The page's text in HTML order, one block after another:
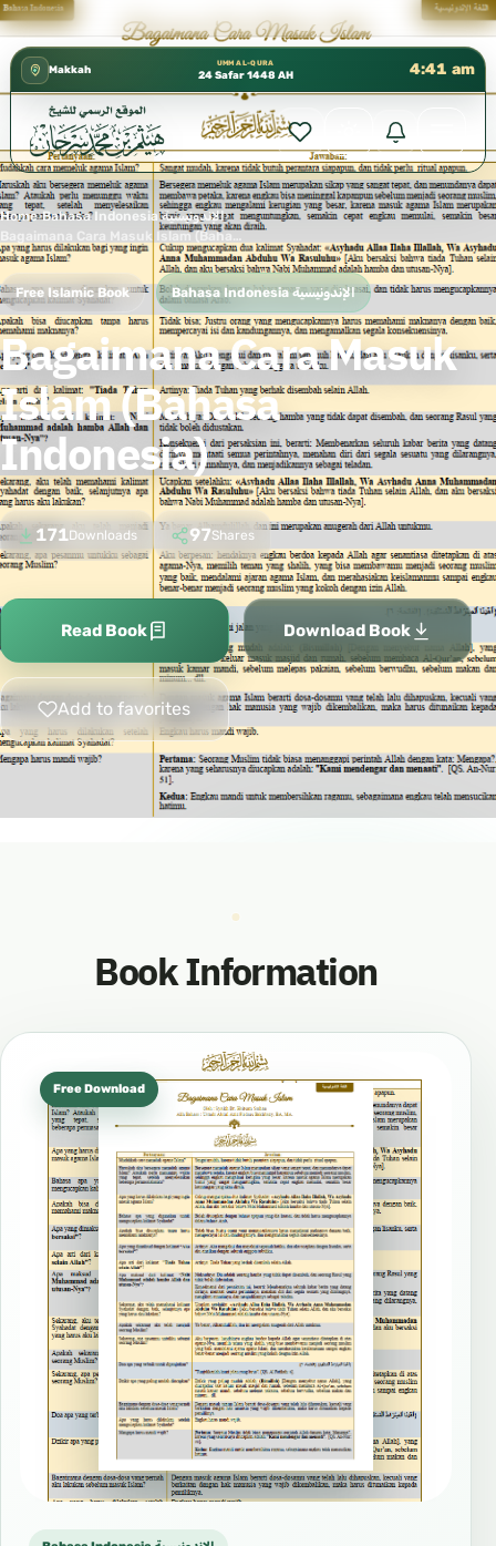
كتب الشيخ هيثم سرحان حفظه الله
Makkah
UMM AL-QURA
24 Safar 1448 AH 4:41 am
Home› Bahasa Indonesia الإندونيسية›
Bagaimana Cara Masuk Islam (Bahasa Indonesia)
Free Islamic Book Bahasa Indonesia الإندونيسية
Bagaimana Cara Masuk
Islam (Bahasa
Indonesia)
171Downloads 97Shares
Read Book Download Book
Add to favorites
Book Information
Free Download